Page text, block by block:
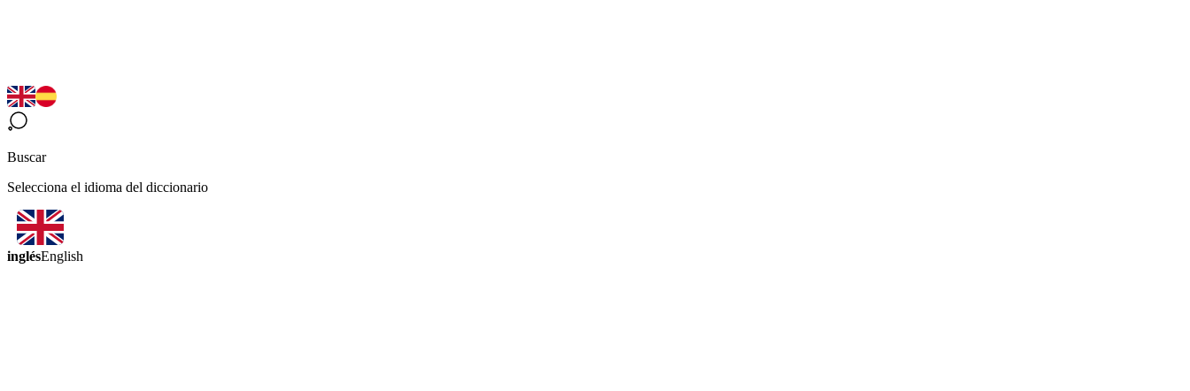
Buscar
Selecciona el idioma del diccionario
inglésEnglish